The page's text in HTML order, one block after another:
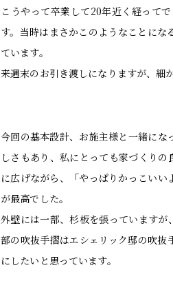
こうやって卒業して20年近く経って
す。当時はまさかこのようなことに
ています。
来週末のお引き渡しになりますが、細
今回の基本設計、お施主様と一緒に
しさもあり、私にとっても家づくり
に広げながら、「やっぱりかっこい
が最高でした。
外壁には一部、杉板を張っています
部の吹抜手摺はエシェリック邸の吹
にしたいと思っています。